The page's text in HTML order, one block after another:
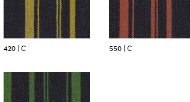
420 | C 550 | C